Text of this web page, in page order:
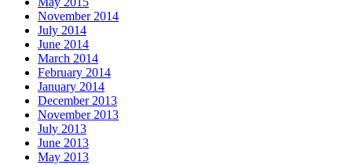
November 2014
July 2014
June 2014
March 2014
February 2014
January 2014
December 2013
November 2013
July 2013
June 2013
May 2013